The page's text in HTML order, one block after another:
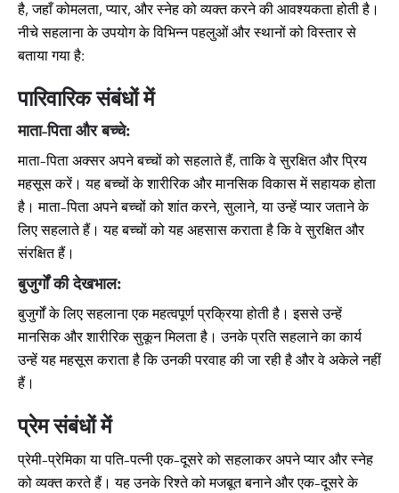
है, जहाँ कोमलता, प्यार, और स्नेह को व्यक्त करने की आवश्यकता होती है।
नीचे सहलाना के उपयोग के विभिन्न पहलुओं और स्थानों को विस्तार से
बताया गया है:
पारिवारिक संबंधों में
माता-पिता और बच्चे:
माता-पिता अक्सर अपने बच्चों को सहलाते हैं, ताकि वे सुरक्षित और प्रिय
महसूस करें। यह बच्चों के शारीरिक और मानसिक विकास में सहायक होता
है। माता-पिता अपने बच्चों को शांत करने, सुलाने, या उन्हें प्यार जताने के
लिए सहलाते हैं। यह बच्चों को यह अहसास कराता है कि वे सुरक्षित और
संरक्षित हैं।
बुजुर्गों की देखभाल:
बुजुर्गों के लिए सहलाना एक महत्वपूर्ण प्रक्रिया होती है। इससे उन्हें
मानसिक और शारीरिक सुकून मिलता है। उनके प्रति सहलाने का कार्य
उन्हें यह महसूस कराता है कि उनकी परवाह की जा रही है और वे अकेले नहीं
हैं।
प्रेम संबंधों में
प्रेमी-प्रेमिका या पति-पत्नी एक-दूसरे को सहलाकर अपने प्यार और स्नेह
को व्यक्त करते हैं। यह उनके रिश्ते को मजबूत बनाने और एक-दूसरे के